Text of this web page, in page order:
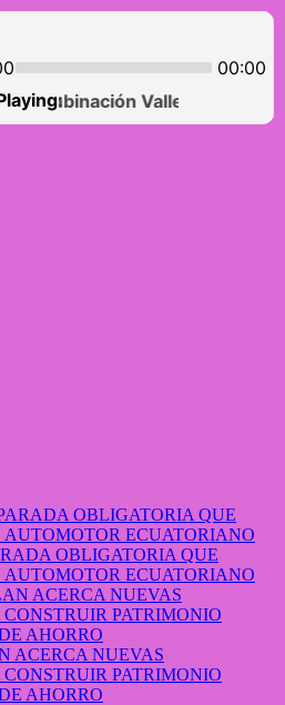
OBLIGATORIA QUE
ECUATORIANO
ACERCA NUEVAS
PATRIMONIO
AHORRO